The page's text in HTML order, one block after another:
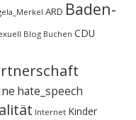
ARD Baden-
Blog Buchen CDU
hate_speech
Internet Kinder